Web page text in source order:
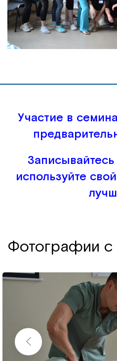
Участие в
используйте
Фотографии с